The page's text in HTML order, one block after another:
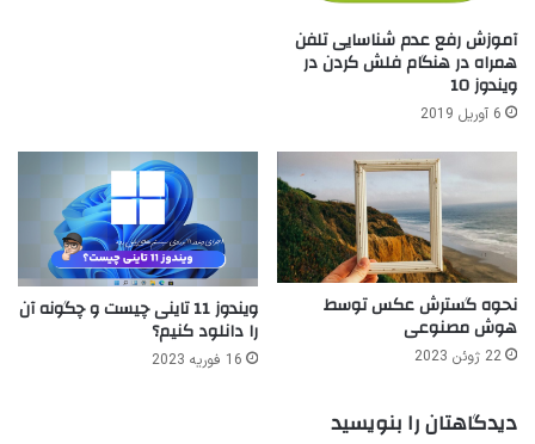
آموزش رفع عدم شناسایی تلفن
همراه در هنگام فلش کردن در
ویندوز 10
6 آوریل 2019
نحوه گسترش عکس توسط
هوش مصنوعی
22 ژوئن 2023
ویندوز 11 تاینی چیست و چگونه آن
را دانلود کنیم؟
16 فوریه 2023
دیدگاهتان را بنویسید